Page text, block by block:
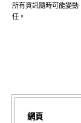
所有資訊隨時可能變
任。
網頁